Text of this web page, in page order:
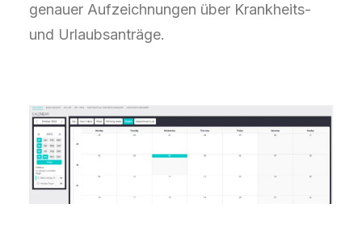
genauer Aufzeichnungen über Krankheits-
und Urlaubsanträge.